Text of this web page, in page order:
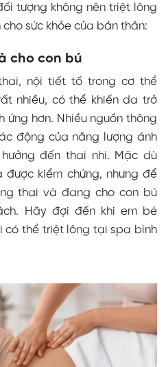
tượng không nên triệt lông
sức khỏe của bản thân:
cho con bú
nội tiết tố trong cơ thể
nhiều, có thể khiến da trở
ứng hơn. Nhiều nguồn thông
động của năng lượng ánh
đến thai nhi. Mặc dù
kiểm chứng, nhưng để
thai và đang cho con bú
Hãy đợi đến khi em bé
có thể triệt lông tại spa bình